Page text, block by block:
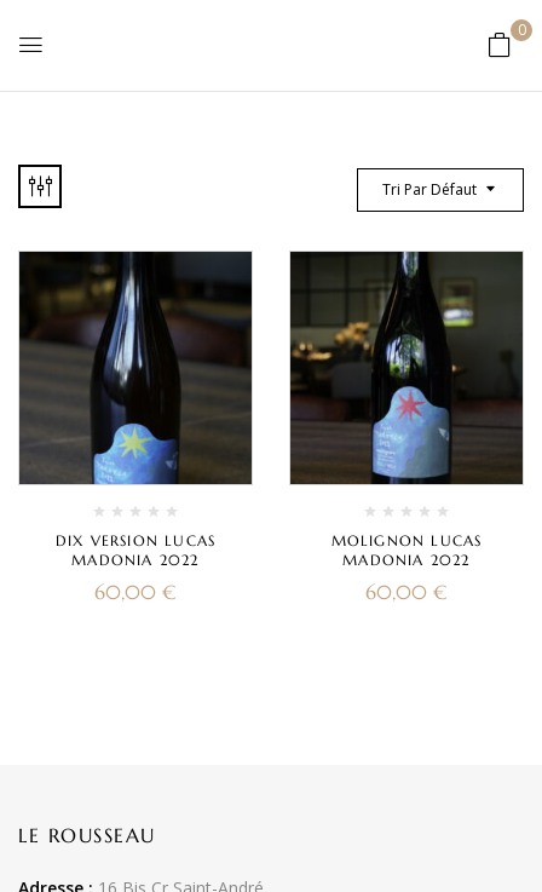
0
Tri Par Défaut
DIX VERSION LUCAS
MADONIA 2022
60,00 €
MOLIGNON LUCAS
MADONIA 2022
60,00 €
LE ROUSSEAU